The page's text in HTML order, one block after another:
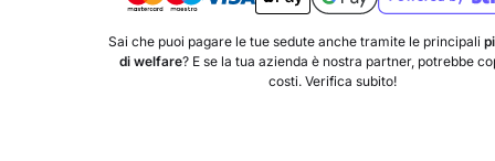
Sai che puoi pagare le tue sedute anche tramite le principali
di welfare? E se la tua azienda è nostra partner, potrebbe
costi. Verifica subito!